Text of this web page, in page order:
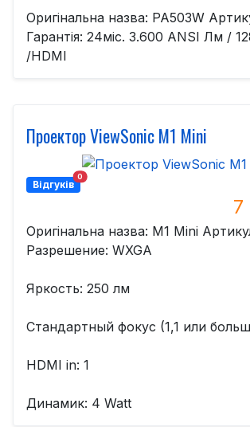
Оригінальна назва: PA503W
Гарантія: 24міс. 3.600 ANSI Лм /
/HDMI
Проектор ViewSonic M1 Mini
Відгуків
0
7
Оригінальна назва: M1 Mini
Разрешение: WXGA
Яркость: 250 лм
Стандартный фокус (1,1 или
HDMI in: 1
Динамик: 4 Watt